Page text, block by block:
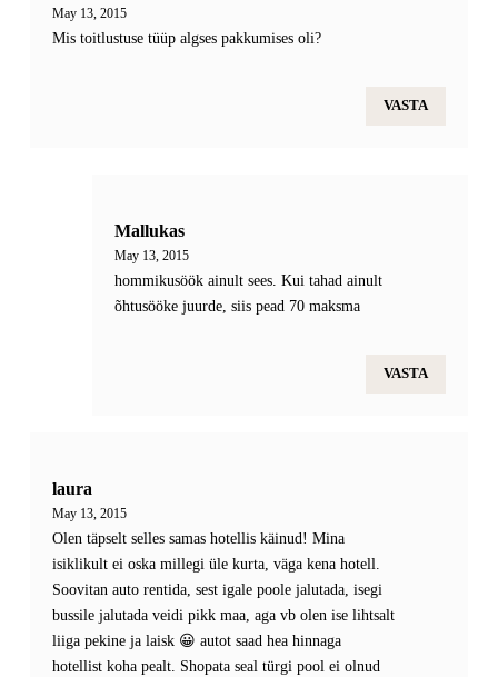
May 13, 2015
Mis toitlustuse tüüp algses pakkumises oli?
VASTA
Mallukas
May 13, 2015
hommikusöök ainult sees. Kui tahad ainult
õhtusööke juurde, siis pead 70 maksma
VASTA
laura
May 13, 2015
Olen täpselt selles samas hotellis käinud! Mina
isiklikult ei oska millegi üle kurta, väga kena hotell.
Soovitan auto rentida, sest igale poole jalutada, isegi
bussile jalutada veidi pikk maa, aga vb olen ise lihtsalt
liiga pekine ja laisk 😀 autot saad hea hinnaga
hotellist koha pealt. Shopata seal türgi pool ei olnud